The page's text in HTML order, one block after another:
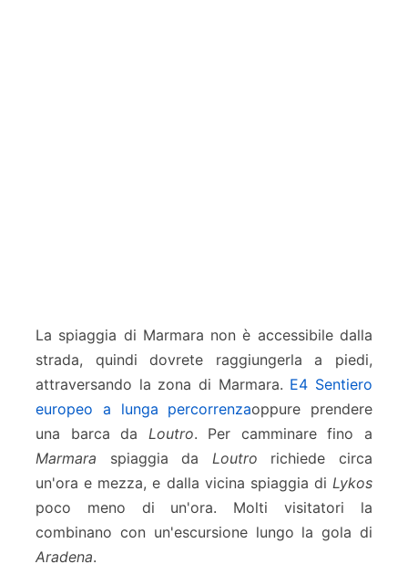
La spiaggia di Marmara non è accessibile dalla
strada, quindi dovrete raggiungerla a piedi,
attraversando la zona di Marmara. E4 Sentiero
europeo a lunga percorrenzaoppure prendere
una barca da Loutro. Per camminare fino a
Marmara spiaggia da Loutro richiede circa
un'ora e mezza, e dalla vicina spiaggia di Lykos
poco meno di un'ora. Molti visitatori la
combinano con un'escursione lungo la gola di
Aradena.